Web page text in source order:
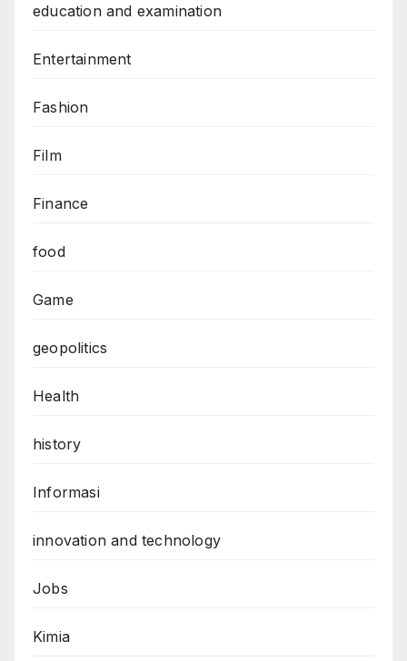
education and examination
Entertainment
Fashion
Film
Finance
food
Game
geopolitics
Health
history
Informasi
innovation and technology
Jobs
Kimia